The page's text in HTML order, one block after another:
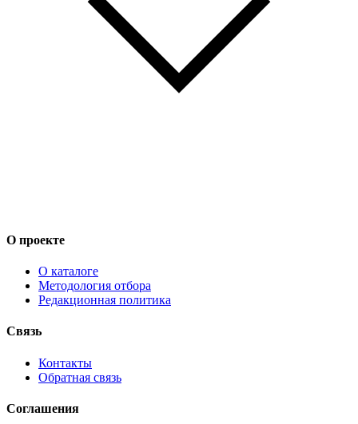
О проекте
О каталоге
Методология отбора
Редакционная политика
Связь
Контакты
Обратная связь
Соглашения